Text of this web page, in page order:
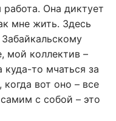
Она диктует
мне жить. Здесь
мой коллектив –
куда-то мчаться за
вот оно – все
с собой – это